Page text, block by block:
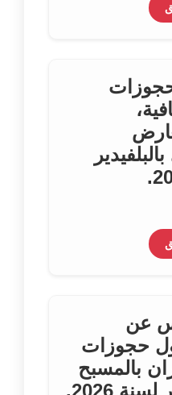
عن
حجوزات
بالمسبح
البلدي بالبلفيدير لسنة 2026.